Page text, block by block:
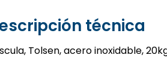
técnica
Tolsen, acero inoxidable,